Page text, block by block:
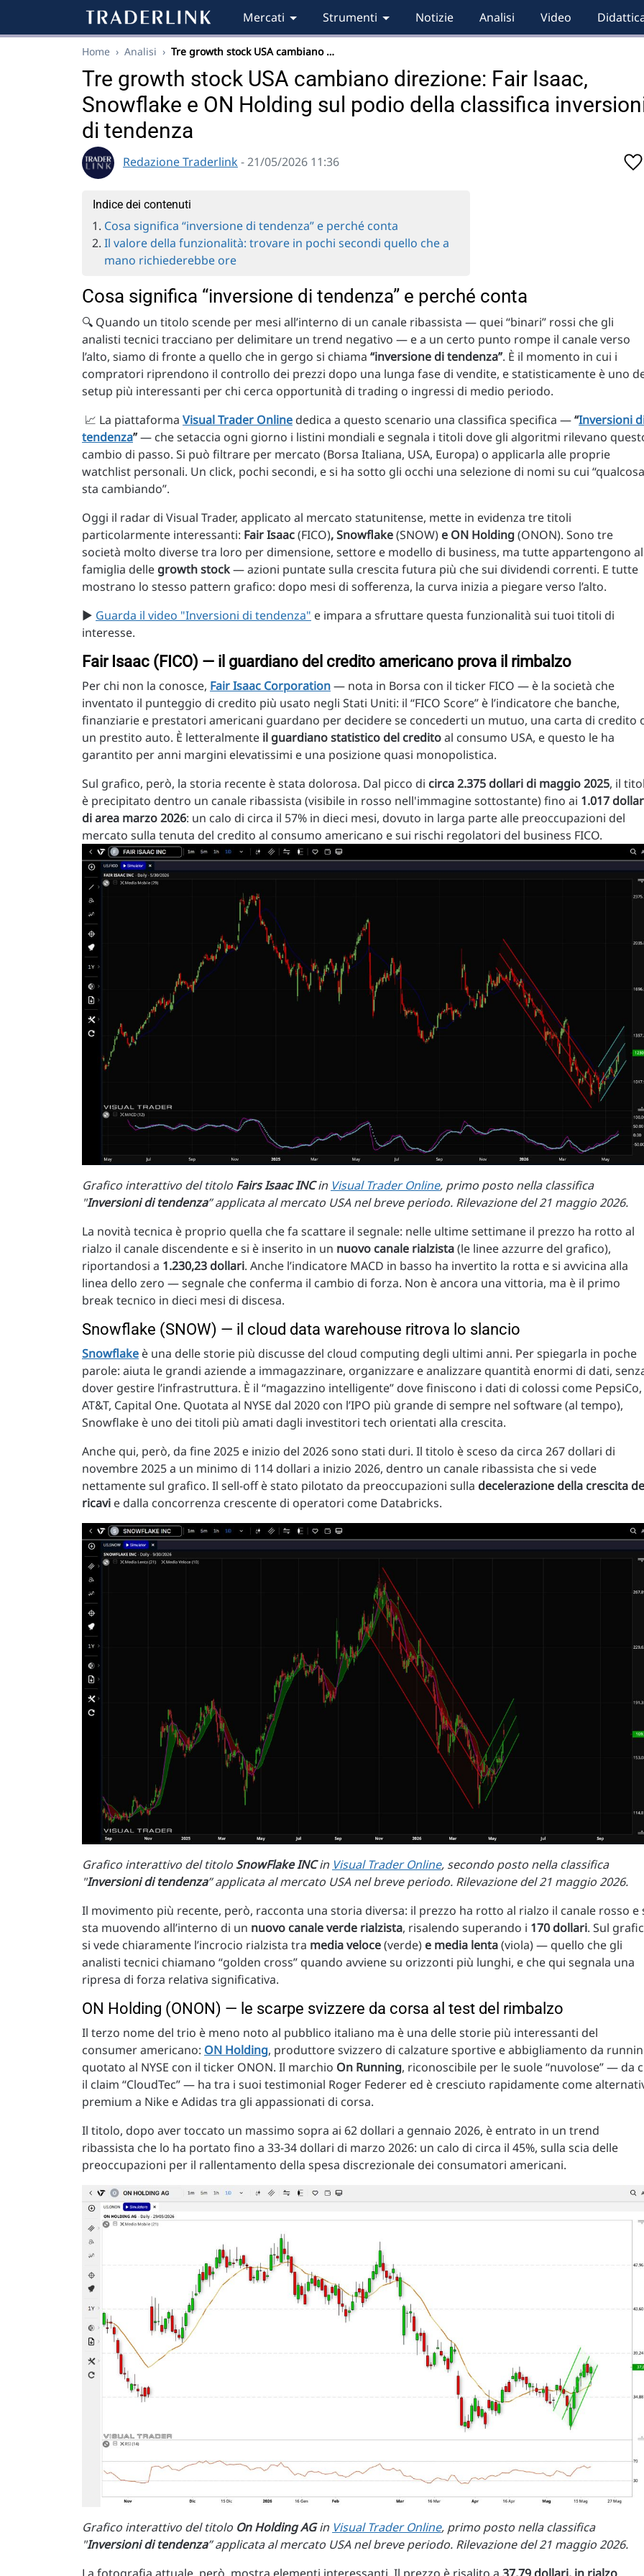
Mercati Strumenti Notizie Analisi Video
Home › Analisi › Tre growth stock USA cambiano …
Tre growth stock USA cambiano direzione: Fair Isaac,
Snowflake e ON Holding sul podio della classifica
di tendenza
Redazione Traderlink - 21/05/2026 11:36
Indice dei contenuti
Cosa significa “inversione di tendenza” e perché conta
Il valore della funzionalità: trovare in pochi secondi quello che a
mano richiederebbe ore
Cosa significa “inversione di tendenza” e perché conta
🔍 Quando un titolo scende per mesi all’interno di un canale ribassista — quei “binari” rossi che gli
analisti tecnici tracciano per delimitare un trend negativo — e a un certo punto rompe il canale verso
l’alto, siamo di fronte a quello che in gergo si chiama “inversione di tendenza”. È il momento in cui i
compratori riprendono il controllo dei prezzi dopo una lunga fase di vendite, e statisticamente è uno
setup più interessanti per chi cerca opportunità di trading o ingressi di medio periodo.
📈 La piattaforma Visual Trader Online dedica a questo scenario una classifica specifica —“Inversioni
tendenza”— che setaccia ogni giorno i listini mondiali e segnala i titoli dove gli algoritmi rilevano
cambio di passo. Si può filtrare per mercato (Borsa Italiana, USA, Europa) o applicarla alle proprie
watchlist personali. Un click, pochi secondi, e si ha sotto gli occhi una selezione di nomi su cui “qualcosa
sta cambiando”.
Oggi il radar di Visual Trader, applicato al mercato statunitense, mette in evidenza tre titoli
particolarmente interessanti: Fair Isaac(FICO), Snowflake(SNOW) e ON Holding(ONON). Sono tre
società molto diverse tra loro per dimensione, settore e modello di business, ma tutte appartengono
famiglia delle growth stock— azioni puntate sulla crescita futura più che sui dividendi correnti. E tutte
mostrano lo stesso pattern grafico: dopo mesi di sofferenza, la curva inizia a piegare verso l’alto.
▶️ Guarda il video "Inversioni di tendenza" e impara a sfruttare questa funzionalità sui tuoi titoli di
interesse.
Fair Isaac (FICO) — il guardiano del credito americano prova il rimbalzo
Per chi non la conosce, Fair Isaac Corporation— nota in Borsa con il ticker FICO — è la società che
inventato il punteggio di credito più usato negli Stati Uniti: il “FICO Score” è l’indicatore che banche,
finanziarie e prestatori americani guardano per decidere se concederti un mutuo, una carta di credito
un prestito auto. È letteralmente il guardiano statistico del creditoal consumo USA, e questo le ha
garantito per anni margini elevatissimi e una posizione quasi monopolistica.
Sul grafico, però, la storia recente è stata dolorosa. Dal picco di circa 2.375 dollari di maggio 2025, il
è precipitato dentro un canale ribassista (visibile in rosso nell'immagine sottostante) fino ai 1.017
di area marzo 2026: un calo di circa il 57% in dieci mesi, dovuto in larga parte alle preoccupazioni del
mercato sulla tenuta del credito al consumo americano e sui rischi regolatori del business FICO.
Grafico interattivo del titolo Fairs Isaac INCin Visual Trader Online, primo posto nella classifica
"Inversioni di tendenza” applicata al mercato USA nel breve periodo. Rilevazione del 21 maggio 2026.
La novità tecnica è proprio quella che fa scattare il segnale: nelle ultime settimane il prezzo ha rotto al
rialzo il canale discendente e si è inserito in un nuovo canale rialzista(le linee azzurre del grafico),
riportandosi a 1.230,23 dollari. Anche l’indicatore MACD in basso ha invertito la rotta e si avvicina alla
linea dello zero — segnale che conferma il cambio di forza. Non è ancora una vittoria, ma è il primo
break tecnico in dieci mesi di discesa.
Snowflake (SNOW) — il cloud data warehouse ritrova lo slancio
Snowflake è una delle storie più discusse del cloud computing degli ultimi anni. Per spiegarla in poche
parole: aiuta le grandi aziende a immagazzinare, organizzare e analizzare quantità enormi di dati,
dover gestire l’infrastruttura. È il “magazzino intelligente” dove finiscono i dati di colossi come PepsiCo,
AT&T, Capital One. Quotata al NYSE dal 2020 con l’IPO più grande di sempre nel software (al tempo),
Snowflake è uno dei titoli più amati dagli investitori tech orientati alla crescita.
Anche qui, però, da fine 2025 e inizio del 2026 sono stati duri. Il titolo è sceso da circa 267 dollari di
novembre 2025 a un minimo di 114 dollari a inizio 2026, dentro un canale ribassista che si vede
nettamente sul grafico. Il sell-off è stato pilotato da preoccupazioni sulla decelerazione della crescita
ricavi e dalla concorrenza crescente di operatori come Databricks.
Grafico interattivo del titolo SnowFlake INCin Visual Trader Online, secondo posto nella classifica
"Inversioni di tendenza” applicata al mercato USA nel breve periodo. Rilevazione del 21 maggio 2026.
Il movimento più recente, però, racconta una storia diversa: il prezzo ha rotto al rialzo il canale rosso e
sta muovendo all’interno di un nuovo canale verde rialzista, risalendo superando i 170 dollari. Sul
si vede chiaramente l’incrocio rialzista tra media veloce(verde) e media lenta(viola) — quello che gli
analisti tecnici chiamano “golden cross” quando avviene su orizzonti più lunghi, e che qui segnala una
ripresa di forza relativa significativa.
ON Holding (ONON) — le scarpe svizzere da corsa al test del rimbalzo
Il terzo nome del trio è meno noto al pubblico italiano ma è una delle storie più interessanti del
consumer americano: ON Holding, produttore svizzero di calzature sportive e abbigliamento da
quotato al NYSE con il ticker ONON. Il marchio On Running, riconoscibile per le suole “nuvolose” — da
il claim “CloudTec” — ha tra i suoi testimonial Roger Federer ed è cresciuto rapidamente come
premium a Nike e Adidas tra gli appassionati di corsa.
Il titolo, dopo aver toccato un massimo sopra ai 62 dollari a gennaio 2026, è entrato in un trend
ribassista che lo ha portato fino a 33-34 dollari di marzo 2026: un calo di circa il 45%, sulla scia delle
preoccupazioni per il rallentamento della spesa discrezionale dei consumatori americani.
Grafico interattivo del titolo On Holding AGin Visual Trader Online, primo posto nella classifica
"Inversioni di tendenza” applicata al mercato USA nel breve periodo. Rilevazione del 21 maggio 2026.
La fotografia attuale, però, mostra elementi interessanti. Il prezzo è risalito a 37,79 dollari, in rialzo